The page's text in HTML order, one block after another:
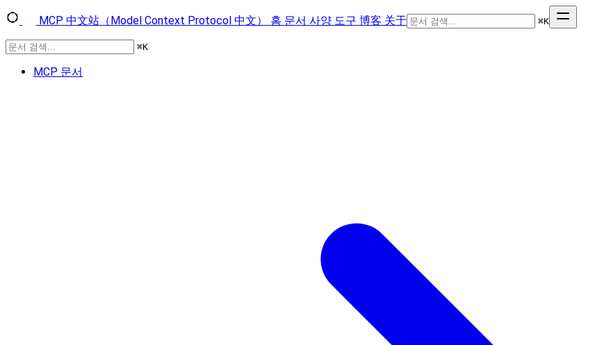
MCP 中文站（Model Context Protocol 中文） 홈 문서 사양 도구 博客 关于 ⌘K
⌘K
MCP 문서